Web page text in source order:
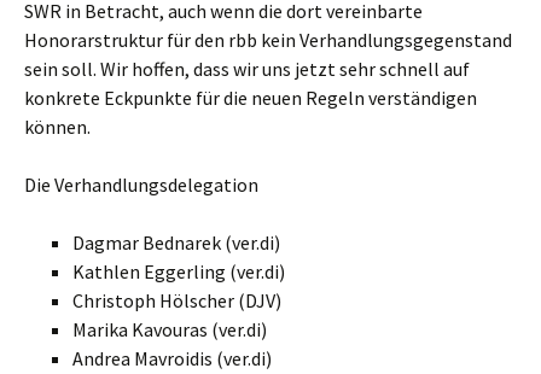
SWR in Betracht, auch wenn die dort vereinbarte
Honorarstruktur für den rbb kein Verhandlungsgegenstand
sein soll. Wir hoffen, dass wir uns jetzt sehr schnell auf
konkrete Eckpunkte für die neuen Regeln verständigen
können.
Die Verhandlungsdelegation
Dagmar Bednarek (ver.di)
Kathlen Eggerling (ver.di)
Christoph Hölscher (DJV)
Marika Kavouras (ver.di)
Andrea Mavroidis (ver.di)